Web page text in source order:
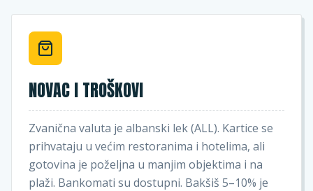
NOVAC I TROŠKOVI
Zvanična valuta je albanski lek (ALL). Kartice se
prihvataju u većim restoranima i hotelima, ali
gotovina je poželjna u manjim objektima i na
plaži. Bankomati su dostupni. Bakšiš 5–10% je